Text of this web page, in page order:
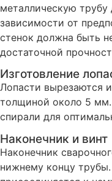
металлическую
зависимости от
стенок должна быть
достаточной
Изготовление
Лопасти вырезаются
толщиной около 5
спирали для
Наконечник и винт
Наконечник
нижнему концу